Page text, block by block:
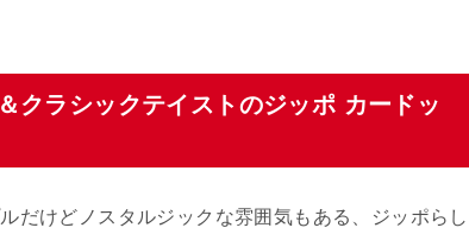
クラシックテイストのジッポ カードッ
だけどノスタルジックな雰囲気もある、ジッポらし